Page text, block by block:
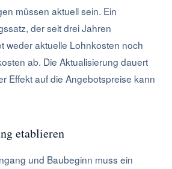
müssen aktuell sein. Ein
der seit drei Jahren
weder aktuelle Lohnkosten noch
ab. Die Aktualisierung dauert
Effekt auf die Angebotspreise kann
etablieren
und Baubeginn muss ein